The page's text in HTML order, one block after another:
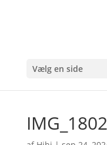
Vælg en side
IMG_1802